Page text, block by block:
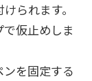
られます。
仮止めしま
を固定する